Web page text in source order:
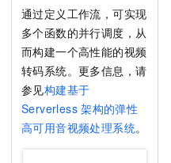
通过定义工作流，可实现
多个函数的并行调度，从
而构建一个高性能的视频
转码系统。更多信息，请
参见构建基于
Serverless 架构的弹性
高可用音视频处理系统。